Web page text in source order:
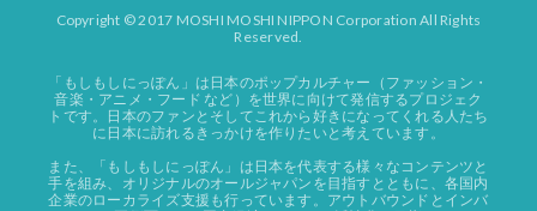
Copyright © 2017 MOSHI MOSHI NIPPON Corporation All Rights
Reserved.
「もしもしにっぽん」は日本のポップカルチャー（ファッション・
音楽・アニメ・フード など）を世界に向けて発信するプロジェク
トです。日本のファンとそしてこれから好きになってくれる人たち
に日本に訪れるきっかけを作りたいと考えています。
また、「もしもしにっぽん」は日本を代表する様々なコンテンツと
手を組み、オリジナルのオールジャパンを目指すとともに、各国内
企業のローカライズ支援も行っています。アウトバウンドとインバ